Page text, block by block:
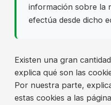
información sobre la
efectúa desde dicho
Existen una gran
explica qué son las
Por nuestra parte,
estas cookies a las